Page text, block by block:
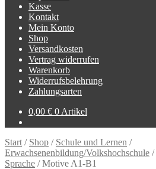
Kasse
Kontakt
Mein Konto
Shop
Versandkosten
Vertrag widerrufen
Warenkorb
Widerrufsbelehrung
Zahlungsarten
0,00 € 0 Artikel
Start / Shop / Schule und Lernen /
Erwachsenenbildung/Volkshochschule /
Sprache /Motive A1-B1